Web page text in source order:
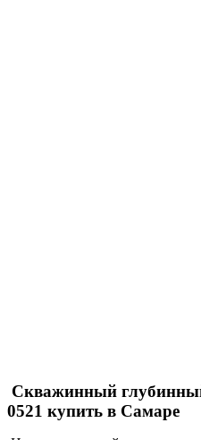
Скважинный
0521 купить в Самаре